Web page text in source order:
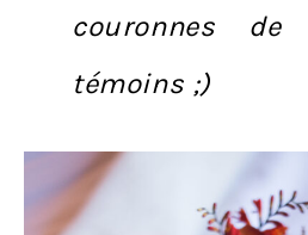
couronnes
témoins ;)